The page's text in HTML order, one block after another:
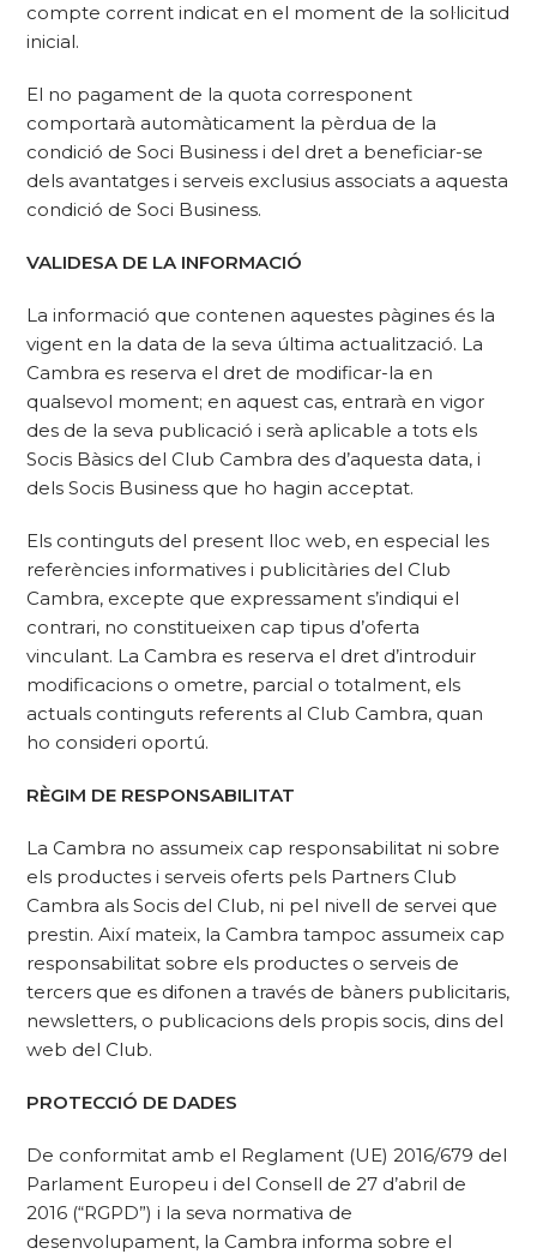
compte corrent indicat en el moment de la sol·licitud
inicial.
El no pagament de la quota corresponent
comportarà automàticament la pèrdua de la
condició de Soci Business i del dret a beneficiar-se
dels avantatges i serveis exclusius associats a aquesta
condició de Soci Business.
VALIDESA DE LA INFORMACIÓ
La informació que contenen aquestes pàgines és la
vigent en la data de la seva última actualització. La
Cambra es reserva el dret de modificar-la en
qualsevol moment; en aquest cas, entrarà en vigor
des de la seva publicació i serà aplicable a tots els
Socis Bàsics del Club Cambra des d’aquesta data, i
dels Socis Business que ho hagin acceptat.
Els continguts del present lloc web, en especial les
referències informatives i publicitàries del Club
Cambra, excepte que expressament s’indiqui el
contrari, no constitueixen cap tipus d’oferta
vinculant. La Cambra es reserva el dret d’introduir
modificacions o ometre, parcial o totalment, els
actuals continguts referents al Club Cambra, quan
ho consideri oportú.
RÈGIM DE RESPONSABILITAT
La Cambra no assumeix cap responsabilitat ni sobre
els productes i serveis oferts pels Partners Club
Cambra als Socis del Club, ni pel nivell de servei que
prestin. Així mateix, la Cambra tampoc assumeix cap
responsabilitat sobre els productes o serveis de
tercers que es difonen a través de bàners publicitaris,
newsletters, o publicacions dels propis socis, dins del
web del Club.
PROTECCIÓ DE DADES
De conformitat amb el Reglament (UE) 2016/679 del
Parlament Europeu i del Consell de 27 d’abril de
2016 (“RGPD”) i la seva normativa de
desenvolupament, la Cambra informa sobre el